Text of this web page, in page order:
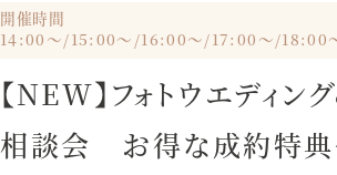
料理
ドレス
フォト
インフォ
開催時間
14:00～/15:00～/16:00～/17:00～/18:00
【NEW】フォトウエディ
相談会 お得な成約特